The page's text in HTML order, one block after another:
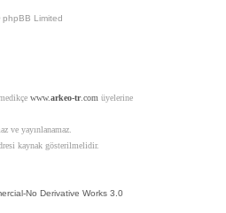
Limited
www.arkeo-tr.com üyelerine
ve yayınlanamaz.
kaynak gösterilmelidir.
No Derivative Works 3.0